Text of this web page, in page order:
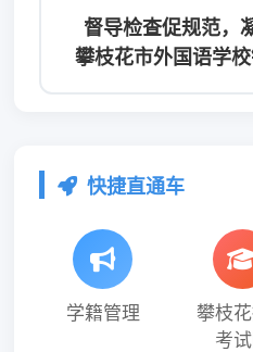
快捷直通车
学籍管理
攀枝
考
督导检查促规范
攀枝花市外国语学